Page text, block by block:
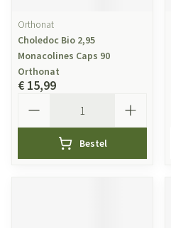
Orthonat
Choledoc Bio 2,95
Monacolines Caps 90
Orthonat
€ 15,99
Bestel